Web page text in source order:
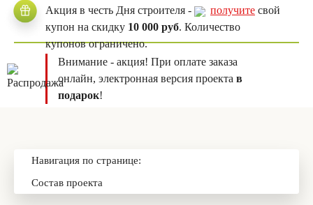
Акция в честь Дня строителя - получите свой
купон на скидку 10 000 руб. Количество
купонов ограничено.
Внимание - акция! При оплате заказа
онлайн, электронная версия проекта в
подарок!
Навигация по странице:
Состав проекта